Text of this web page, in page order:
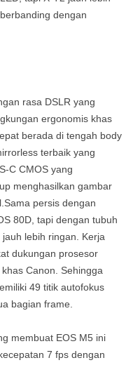
dengan
rasa DSLR yang
ergonomis khas
berada di tengah body
terbaik yang
C CMOS yang
menghasilkan gambar
persis dengan
80D, tapi dengan tubuh
lebih ringan. Kerja
dukungan prosesor
Canon. Sehingga
49 titik autofokus
bagian frame.
membuat EOS M5 ini
7 fps dengan